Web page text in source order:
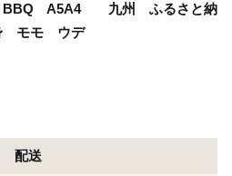
BBQ A5A4 九州 ふるさと納
モモ ウデ
配送